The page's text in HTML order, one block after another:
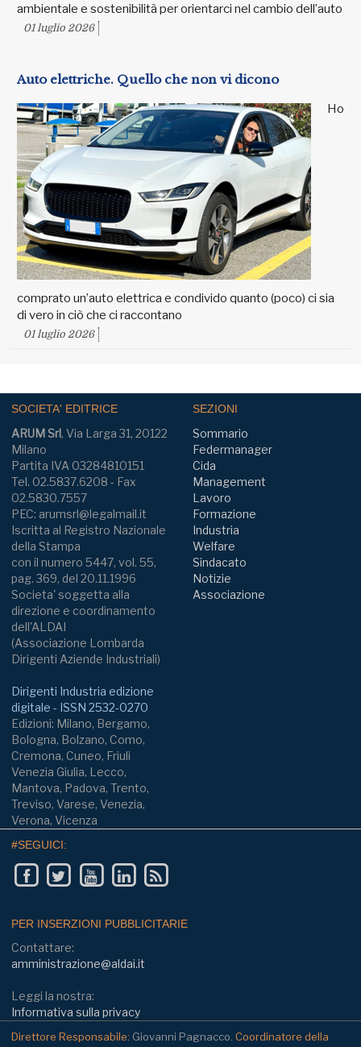
ambientale e sostenibilità per orientarci nel cambio dell’auto
01 luglio 2026
Auto elettriche. Quello che non vi dicono
Ho
comprato un’auto elettrica e condivido quanto (poco) ci sia
di vero in ciò che ci raccontano
01 luglio 2026
SOCIETA' EDITRICE
ARUM Srl, Via Larga 31, 20122
Milano
Partita IVA 03284810151
Tel. 02.5837.6208 - Fax
02.5830.7557
PEC: arumsrl@legalmail.it
Iscritta al Registro Nazionale
della Stampa
con il numero 5447, vol. 55,
pag. 369, del 20.11.1996
Societa' soggetta alla
direzione e coordinamento
dell'ALDAI
(Associazione Lombarda
Dirigenti Aziende Industriali)
Dirigenti Industria edizione
digitale - ISSN 2532-0270
Edizioni: Milano, Bergamo,
Bologna, Bolzano, Como,
Cremona, Cuneo, Friuli
Venezia Giulia, Lecco,
Mantova, Padova, Trento,
Treviso, Varese, Venezia,
Verona, Vicenza
SEZIONI
Sommario
Federmanager
Cida
Management
Lavoro
Formazione
Industria
Welfare
Sindacato
Notizie
Associazione
#SEGUICI:
PER INSERZIONI PUBBLICITARIE
Contattare:
amministrazione@aldai.it
Leggi la nostra:
Informativa sulla privacy
Direttore Responsabile: Giovanni Pagnacco. Coordinatore della